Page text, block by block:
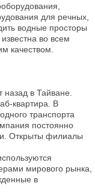
для речных,
водные просторы
во всем
качеством.
в Тайване.
квартира. В
транспорта
постоянно
Открыты филиалы
мирового рынка,
в